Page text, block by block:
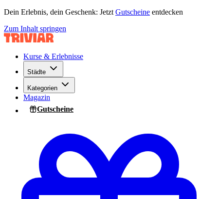
Dein Erlebnis, dein Geschenk: Jetzt Gutscheine entdecken
Zum Inhalt springen
Kurse & Erlebnisse
Städte
Kategorien
Magazin
Gutscheine